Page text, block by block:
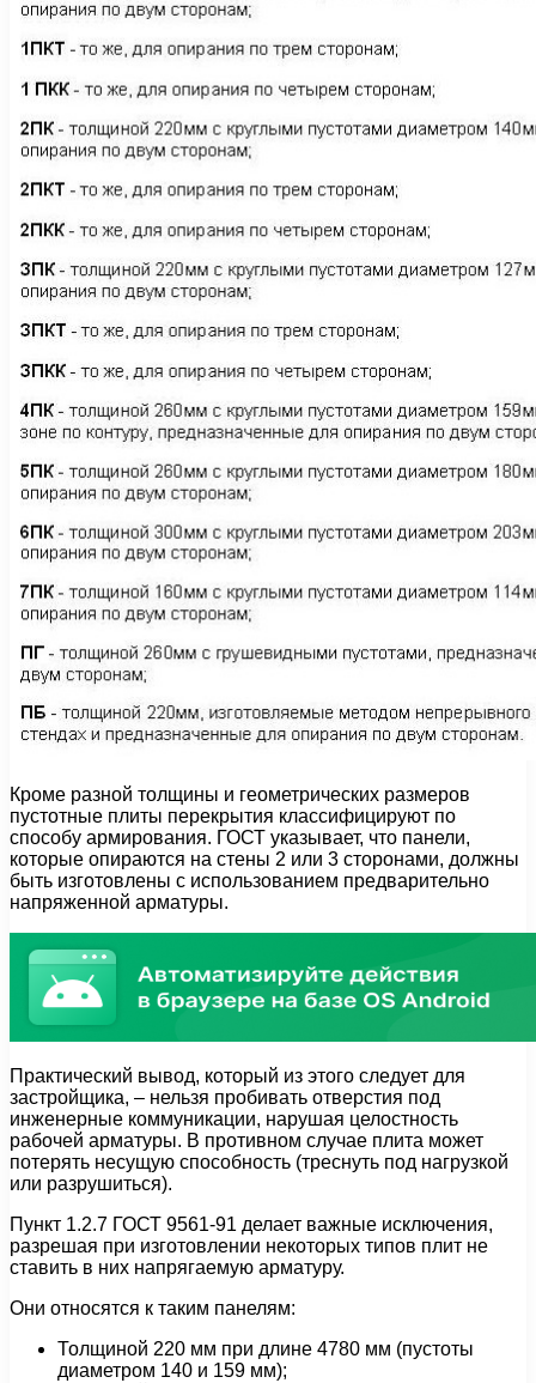
Кроме разной толщины и геометрических размеров
пустотные плиты перекрытия классифицируют по
способу армирования. ГОСТ указывает, что панели,
которые опираются на стены 2 или 3 сторонами, должны
быть изготовлены с использованием предварительно
напряженной арматуры.
Практический вывод, который из этого следует для
застройщика, – нельзя пробивать отверстия под
инженерные коммуникации, нарушая целостность
рабочей арматуры. В противном случае плита может
потерять несущую способность (треснуть под нагрузкой
или разрушиться).
Пункт 1.2.7 ГОСТ 9561-91 делает важные исключения,
разрешая при изготовлении некоторых типов плит не
ставить в них напрягаемую арматуру.
Они относятся к таким панелям:
Толщиной 220 мм при длине 4780 мм (пустоты
диаметром 140 и 159 мм);